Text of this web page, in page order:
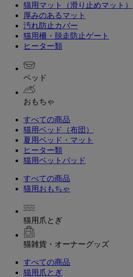
猫用マット（滑り止めマット）
厚みのあるマット
汚れ防止カバー
猫用柵・脱走防止ゲート
ヒーター類
ベッド
おもちゃ
すべての商品
猫用ベッド（布団）
夏用ベッド・マット
ヒーター類
猫用ベットパッド
すべての商品
猫用おもちゃ
猫用爪とぎ
猫雑貨・オーナーグッズ
すべての商品
猫用爪とぎ